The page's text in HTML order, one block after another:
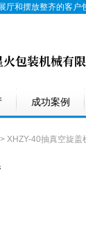
厅和摆放整齐的客户
成功案例
> XHZY-40抽真空旋盖